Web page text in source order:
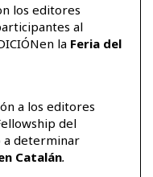
los editores
al
en la Feria del
a los editores
del
a determinar
Catalán.